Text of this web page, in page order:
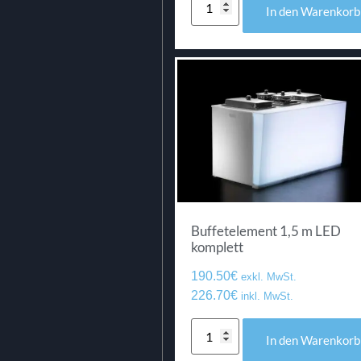
In den Warenkorb
Buffetelement 1,5 m LED
komplett
190.50€ exkl. MwSt.
226.70€ inkl. MwSt.
In den Warenkorb